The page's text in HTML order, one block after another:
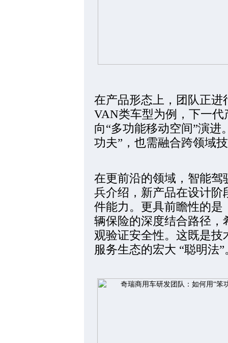
在产品形态上，团队正
VAN类车型为例，下一
向“多功能移动空间”演进
功夫”，也需融合跨领域
在更前沿的领域，智能
兵介绍，新产品在设计
件能力。更具前瞻性的
辆保险的深度结合路径
观验证安全性。这既是技
服务生态的宏大 “聪明法”